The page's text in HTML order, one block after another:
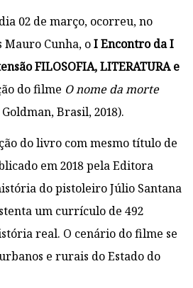
02 de março, ocorreu, no
Mauro Cunha, oI Encontro da I
FILOSOFIA, LITERATURA e
do filme O nome da morte
Brasil, 2018).
do livro com mesmo título de
em 2018 pela Editora
do pistoleiro Júlio Santana
um currículo de 492
real. O cenário do filme se
e rurais do Estado do